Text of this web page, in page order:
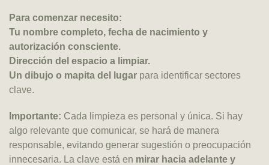
Para comenzar necesito:
Tu nombre completo, fecha de nacimiento y
autorización consciente.
Dirección del espacio a limpiar.
Un dibujo o mapita del lugar para identificar sectores
clave.
Importante: Cada limpieza es personal y única. Si hay
algo relevante que comunicar, se hará de manera
responsable, evitando generar sugestión o preocupación
innecesaria. La clave está en mirar hacia adelante y